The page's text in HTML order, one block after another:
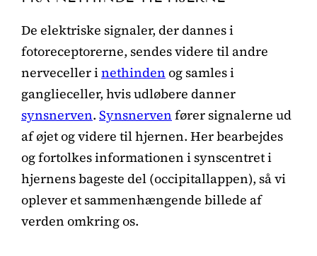
De elektriske signaler, der dannes i
fotoreceptorerne, sendes videre til andre
nerveceller inethinden og samles i
ganglieceller, hvis udløbere danner
synsnerven. Synsnerven fører signalerne ud
af øjet og videre til hjernen. Her bearbejdes
og fortolkes informationen i synscentret i
hjernens bageste del (occipitallappen), så vi
oplever et sammenhængende billede af
verden omkring os.